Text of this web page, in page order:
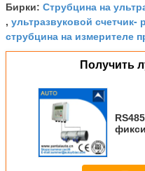
Бирки: Струбцина на
, ультразвуковой счетчик-
струбцина на измерителе
Получить